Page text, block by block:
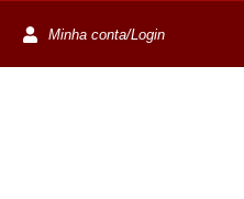
Minha conta/Login